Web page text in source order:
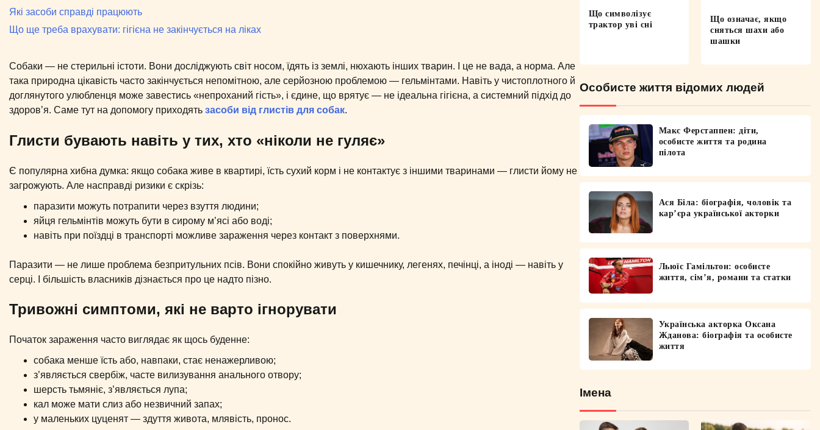
Які засоби справді працюють
Що ще треба врахувати: гігієна не закінчується на ліках
Собаки — не стерильні істоти. Вони досліджують світ носом, їдять із землі, нюхають інших тварин. І це не вада, а норма. Але
така природна цікавість часто закінчується непомітною, але серйозною проблемою — гельмінтами. Навіть у чистоплотного й
доглянутого улюбленця може завестись «непроханий гість», і єдине, що врятує — не ідеальна гігієна, а системний підхід до
здоров’я. Саме тут на допомогу приходять засоби від глистів для собак.
Глисти бувають навіть у тих, хто «ніколи не гуляє»
Є популярна хибна думка: якщо собака живе в квартирі, їсть сухий корм і не контактує з іншими тваринами — глисти йому не
загрожують. Але насправді ризики є скрізь:
паразити можуть потрапити через взуття людини;
яйця гельмінтів можуть бути в сирому м’ясі або воді;
навіть при поїздці в транспорті можливе зараження через контакт з поверхнями.
Паразити — не лише проблема безпритульних псів. Вони спокійно живуть у кишечнику, легенях, печінці, а іноді — навіть у
серці. І більшість власників дізнається про це надто пізно.
Тривожні симптоми, які не варто ігнорувати
Початок зараження часто виглядає як щось буденне:
собака менше їсть або, навпаки, стає ненажерливою;
з’являється свербіж, часте вилизування анального отвору;
шерсть тьмяніє, з’являється лупа;
кал може мати слиз або незвичний запах;
у маленьких цуценят — здуття живота, млявість, пронос.
Що символізує
трактор уві сні
Що означає, якщо
сняться шахи або
шашки
Особисте життя відомих людей
Макс Ферстаппен: діти,
особисте життя та родина
пілота
Ася Біла: біографія, чоловік та
кар’єра української акторки
Льюїс Гамільтон: особисте
життя, сім’я, романи та статки
Українська акторка Оксана
Жданова: біографія та особисте
життя
Імена